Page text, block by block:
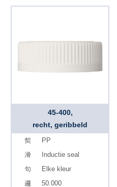
45-400,
recht, geribbeld
PP
Inductie seal
Elke kleur
50.000